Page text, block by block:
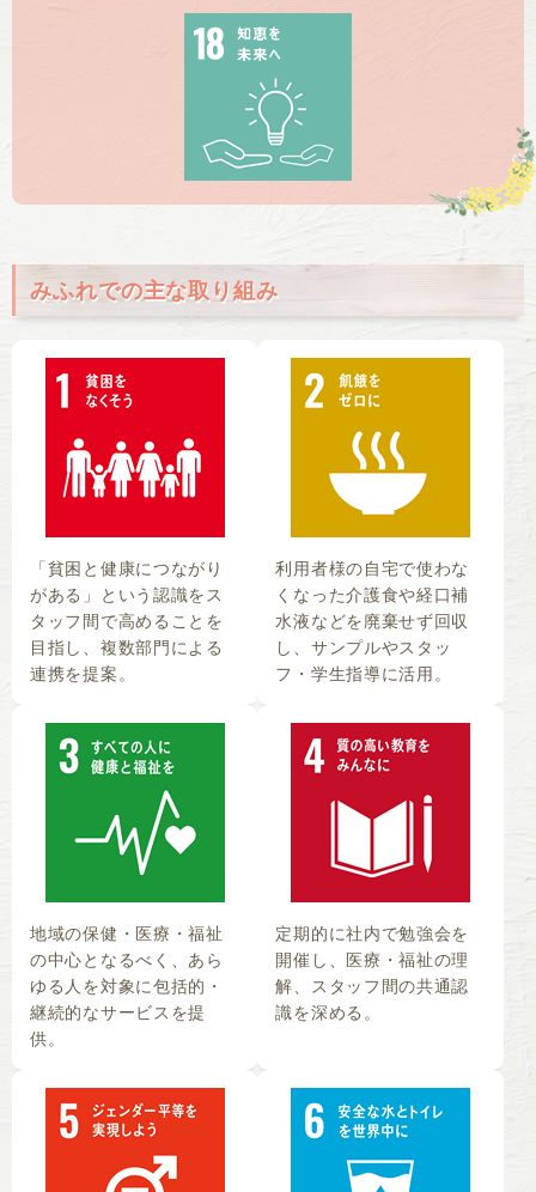
みふれでの主な取り組み
「貧困と健康につながり
がある」という認識をス
タッフ間で高めることを
目指し、複数部門による
連携を提案。
利用者様の自宅で使わな
くなった介護食や経口補
水液などを廃棄せず回収
し、サンプルやスタッ
フ・学生指導に活用。
地域の保健・医療・福祉
の中心となるべく、あら
ゆる人を対象に包括的・
継続的なサービスを提
供。
定期的に社内で勉強会を
開催し、医療・福祉の理
解、スタッフ間の共通認
識を深める。